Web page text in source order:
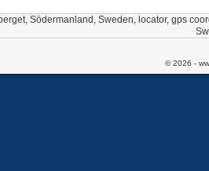
Södermanland, Sweden, locator, gps
© 2026 -